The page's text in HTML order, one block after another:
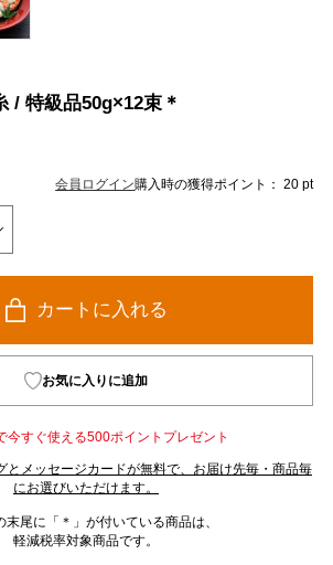
/ 特級品50g×12束＊
会員ログイン購入時の獲得ポイント： 20 pt
カートに入れる
お気に入りに追加
今すぐ使える500ポイントプレゼント
とメッセージカードが無料で、お届け先毎・商品毎
にお選びいただけます。
末尾に「＊」が付いている商品は、
軽減税率対象商品です。